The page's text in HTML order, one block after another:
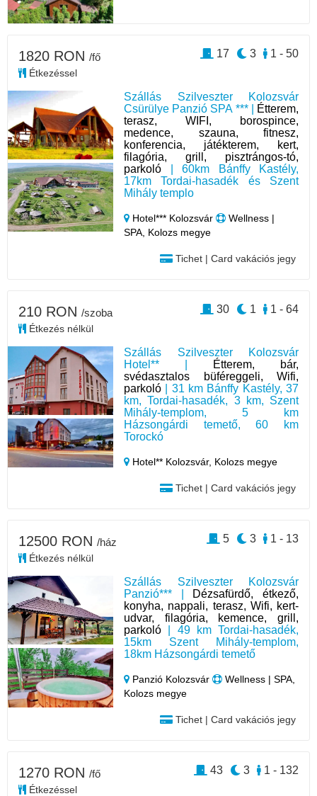
Szállás Szilveszter Kolozsvár
Csürülye Panzió SPA *** |
Étterem,
terasz, WIFI, borospince,
medence, szauna, fitnesz,
konferencia, játékterem, kert,
filagória, grill, pisztrángos-tó,
parkoló | 60km Bánffy Kastély,
17km Tordai-hasadék és Szent
Mihály templo
Hotel*** Kolozsvár
Wellness |
SPA, Kolozs megye
Tichet | Card vakációs jegy
1820 RON /fő
Étkezéssel
1 - 50
3
17
Szállás Szilveszter Kolozsvár
Hotel** |
Étterem, bár,
svédasztalos büféreggeli, Wifi,
parkoló | 31 km Bánffy Kastély, 37
km, Tordai-hasadék, 3 km, Szent
Mihály-templom, 5 km
Házsongárdi temető, 60 km
Torockó
Hotel** Kolozsvár, Kolozs megye
Tichet | Card vakációs jegy
210 RON /szoba
Étkezés nélkül
1 - 64
1
30
Szállás Szilveszter Kolozsvár
Panzió*** | Dézsafürdő, étkező,
konyha, nappali, terasz, Wifi, kert-
udvar, filagória, kemence, grill,
parkoló | 49 km Tordai-hasadék,
15km Szent Mihály-templom,
18km Házsongárdi temető
Panzió Kolozsvár
Wellness | SPA,
Kolozs megye
Tichet | Card vakációs jegy
12500 RON /ház
Étkezés nélkül
1 - 13
3
5
1270 RON /fő
Étkezéssel
1 - 132
3
43